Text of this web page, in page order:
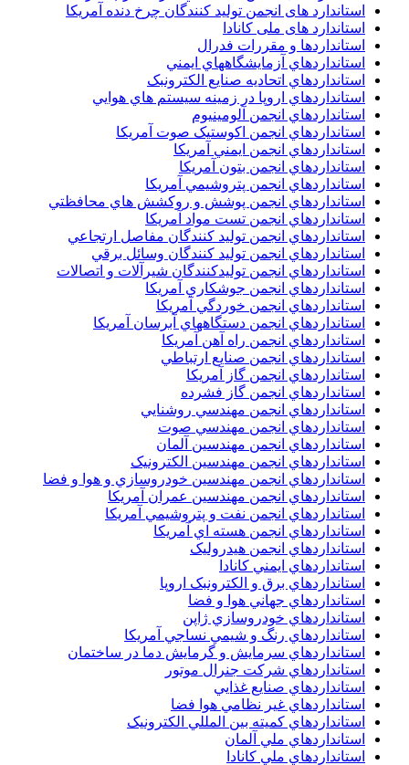
استاندارد های انجمن توليد کنندگان چرخ دنده آمريکا
استاندارد های ملی کانادا
استانداردها و مقررات فدرال
استانداردهاي آزمايشگاههاي ايمني
استانداردهاي اتحاديه صنايع الکترونبک
استانداردهاي اروپا در زمينه سيستم هاي هوايي
استانداردهاي انجمن آلومينيوم
استانداردهاي انجمن اکوستيک صوت آمريکا
استانداردهاي انجمن ايمني آمريکا
استانداردهاي انجمن بتون آمريکا
استانداردهاي انجمن پتروشيمي آمريکا
استانداردهاي انجمن پوشش و روکشش هاي محافظتي
استانداردهاي انجمن تست مواد آمريکا
استانداردهاي انجمن توليد کنندگان مفاصل ارتجاعي
استانداردهاي انجمن توليد کنندگان وسائل برقي
استانداردهاي انجمن توليدکنندگان شيرآلات و اتصالات
استانداردهاي انجمن جوشکاري آمريکا
استانداردهاي انجمن خوردگي آمريکا
استانداردهاي انجمن دستگاههاي آبرسان آمريکا
استانداردهاي انجمن راه آهن آمريکا
استانداردهاي انجمن صنايع ارتباطي
استانداردهاي انجمن گاز آمريکا
استانداردهاي انجمن گاز فشرده
استانداردهاي انجمن مهندسي روشنايي
استانداردهاي انجمن مهندسي صوت
استانداردهاي انجمن مهندسين آلمان
استانداردهاي انجمن مهندسين الکترونيک
استانداردهاي انجمن مهندسين خودروسازي و هوا و فضا
استانداردهاي انجمن مهندسين عمران آمريکا
استانداردهاي انجمن نفت و پتروشيمي آمريکا
استانداردهاي انجمن هسته اي آمريکا
استانداردهاي انجمن هيدروليک
استانداردهاي ايمني کانادا
استانداردهاي برق و الکترونبک اروپا
استانداردهاي جهاني هوا و فضا
استانداردهاي خودروسازي ژاپن
استانداردهاي رنگ و شيمي نساجي آمريکا
استانداردهاي سرمايش و گرمايش دما در ساختمان
استانداردهاي شرکت جنرال موتور
استانداردهاي صنايع غذايي
استانداردهاي غير نظامي هوا فضا
استانداردهاي کميته بين المللي الکترونيک
استانداردهاي ملي آلمان
استانداردهاي ملي کانادا